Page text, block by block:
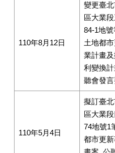
110年8月12日
變更臺
區大業
84-1地
土地都
業計畫
利變換
聽會發
110年5月4日
擬訂臺
區大業
74地號1
都市更